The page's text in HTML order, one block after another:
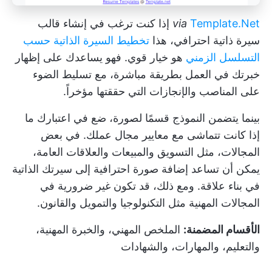
via Template.Net
إذا كنت ترغب في إنشاء قالب
سيرة ذاتية احترافي، هذا تخطيط السيرة الذاتية حسب
التسلسل الزمني هو خيار قوي. فهو يساعدك على إظهار
خبرتك في العمل بطريقة مباشرة، مع تسليط الضوء
على المناصب والإنجازات التي حققتها مؤخراً.
بينما يتضمن النموذج قسمًا لصورة، ضع في اعتبارك ما
إذا كانت تتماشى مع معايير مجال عملك. في بعض
المجالات، مثل التسويق والمبيعات والعلاقات العامة،
يمكن أن تساعد إضافة صورة احترافية إلى سيرتك الذاتية
في بناء علاقة. ومع ذلك، قد تكون غير ضرورية في
المجالات المهنية مثل التكنولوجيا والتمويل والقانون.
الأقسام المضمنة: الملخص المهني، والخبرة المهنية،
والتعليم، والمهارات، والشهادات